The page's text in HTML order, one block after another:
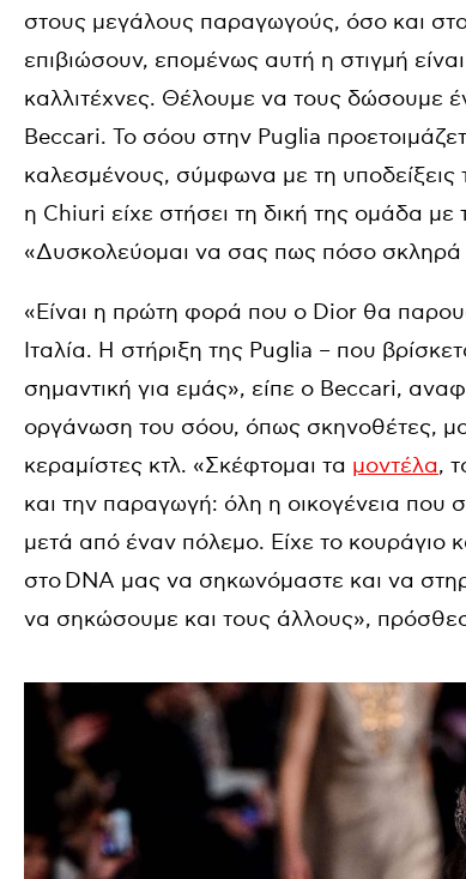
στους μεγάλους παραγωγούς, όσο και
επιβιώσουν, επομένως αυτή η στιγμή
καλλιτέχνες. Θέλουμε να τους δώσουμε
Beccari. Το σόου στην Puglia
καλεσμένους, σύμφωνα με τη υποδείξεις
η Chiuri είχε στήσει τη δική της ομάδα με
«Δυσκολεύομαι να σας πως πόσο σκληρά
«Είναι η πρώτη φορά που ο Dior θα
Ιταλία. Η στήριξη της Puglia – που
σημαντική για εμάς», είπε ο Beccari,
οργάνωση του σόου, όπως σκηνοθέτες,
κεραμίστες κτλ. «Σκέφτομαι τα μοντέλα,
και την παραγωγή: όλη η οικογένεια που
μετά από έναν πόλεμο. Είχε το κουράγιο
στοDNA μας να σηκωνόμαστε και να
να σηκώσουμε και τους άλλους»,